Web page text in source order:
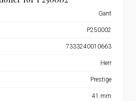
Gant
P250002
7333240010663
Herr
Prestige
41 mm